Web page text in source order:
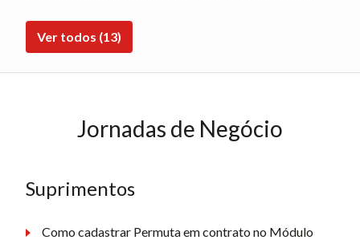
Ver todos (13)
Jornadas de Negócio
Suprimentos
Como cadastrar Permuta em contrato no Módulo